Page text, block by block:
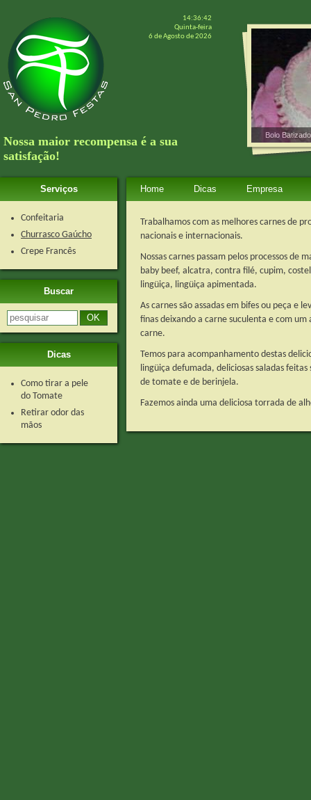
14:36:42
Quinta-feira
6 de Agosto de 2026
Nossa maior recompensa é a sua
satisfação!
Bolo Batizado
Home Dicas Empresa
Trabalhamos com as melhores carnes de
nacionais e internacionais.
Nossas carnes passam pelos processos
baby beef, alcatra, contra filé, cupim,
lingüiça, lingüiça apimentada.
As carnes são assadas em bifes ou peça e
finas deixando a carne suculenta e com
carne.
Temos para acompanhamento destas
lingüiça defumada, deliciosas saladas
de tomate e de berinjela.
Fazemos ainda uma deliciosa torrada de
Serviços
Confeitaria
Churrasco Gaúcho
Crepe Francês
Buscar
Dicas
Como tirar a pele
do Tomate
Retirar odor das
mãos